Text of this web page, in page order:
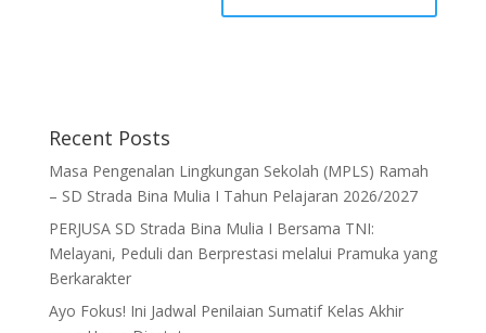
Recent Posts
Masa Pengenalan Lingkungan Sekolah (MPLS) Ramah
– SD Strada Bina Mulia I Tahun Pelajaran 2026/2027
PERJUSA SD Strada Bina Mulia I Bersama TNI:
Melayani, Peduli dan Berprestasi melalui Pramuka yang
Berkarakter
Ayo Fokus! Ini Jadwal Penilaian Sumatif Kelas Akhir